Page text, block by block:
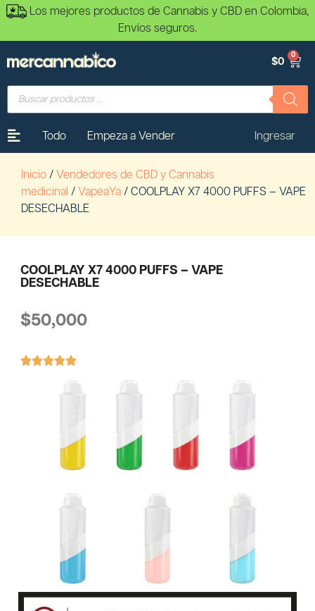
Los mejores productos de Cannabis y CBD en Colombia,
Envíos seguros.
$0
0
Todo Empeza a Vender Ingresar
Inicio / Vendedores de CBD y Cannabis
medicinal / VapeaYa / COOLPLAY X7 4000 PUFFS – VAPE
DESECHABLE
COOLPLAY X7 4000 PUFFS – VAPE
DESECHABLE
$50,000
